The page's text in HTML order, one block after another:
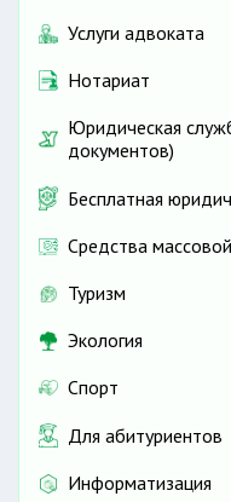
Услуги адвоката
Нотариат
Юридическая
документов)
Бесплатная
Средства
Туризм
Экология
Спорт
Для абитуриентов
Информатизация